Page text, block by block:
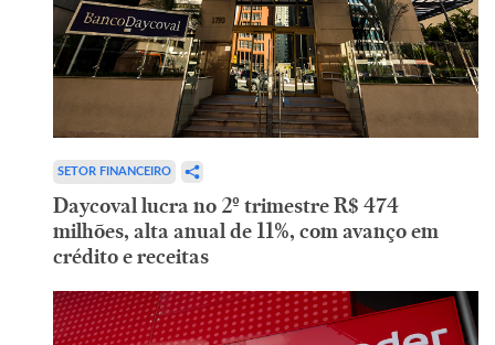
SETOR FINANCEIRO
Daycoval lucra no 2º trimestre R$ 474
milhões, alta anual de 11%, com avanço em
crédito e receitas